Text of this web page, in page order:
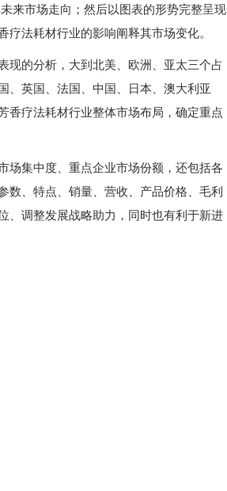
来市场走向；然后以图表的形势完整呈现
法耗材行业的影响阐释其市场变化。
现的分析，大到北美、欧洲、亚太三个占
、英国、法国、中国、日本、澳大利亚
香疗法耗材行业整体市场布局，确定重点
场集中度、重点企业市场份额，还包括各
、特点、销量、营收、产品价格、毛利
、调整发展战略助力，同时也有利于新进